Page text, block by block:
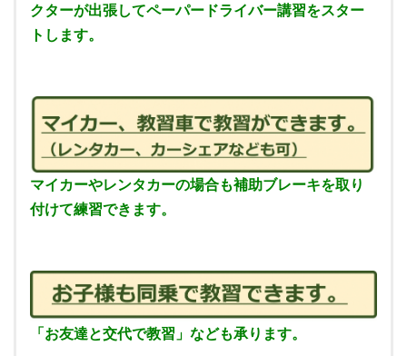
クターが出張してペーパードライバー講習をスター
トします。
マイカーやレンタカーの場合も補助ブレーキを取り
付けて練習できます。
「お友達と交代で教習」なども承ります。